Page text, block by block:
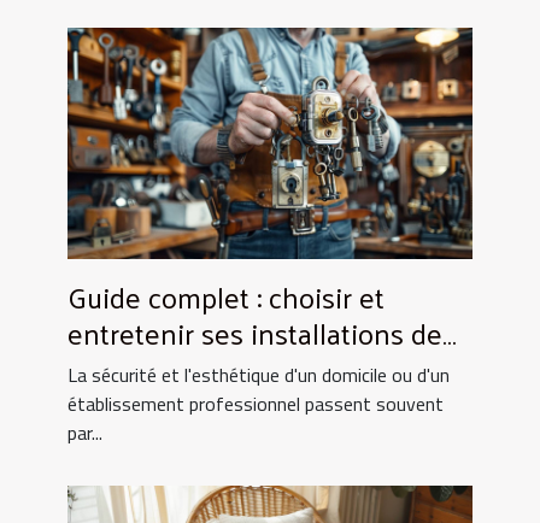
Guide complet : choisir et
entretenir ses installations de
fermeture
La sécurité et l'esthétique d'un domicile ou d'un
établissement professionnel passent souvent
par...